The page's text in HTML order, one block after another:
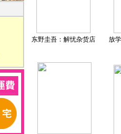
东野圭吾：解忧杂货店 放